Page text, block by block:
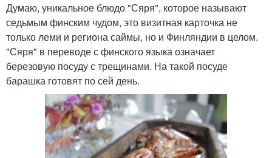
Думаю, уникальное блюдо "Сяря", которое называют
седьмым финским чудом, это визитная карточка не
только леми и региона саймы, но и Финляндии в целом.
"Сяря" в переводе с финского языка означает
березовую посуду с трещинами. На такой посуде
барашка готовят по сей день.